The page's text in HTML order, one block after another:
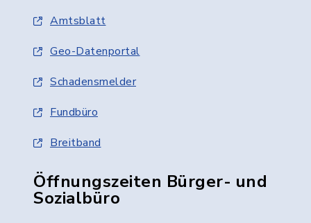
Amtsblatt
Geo-Datenportal
Schadensmelder
Fundbüro
Breitband
Öffnungszeiten Bürger- und
Sozialbüro